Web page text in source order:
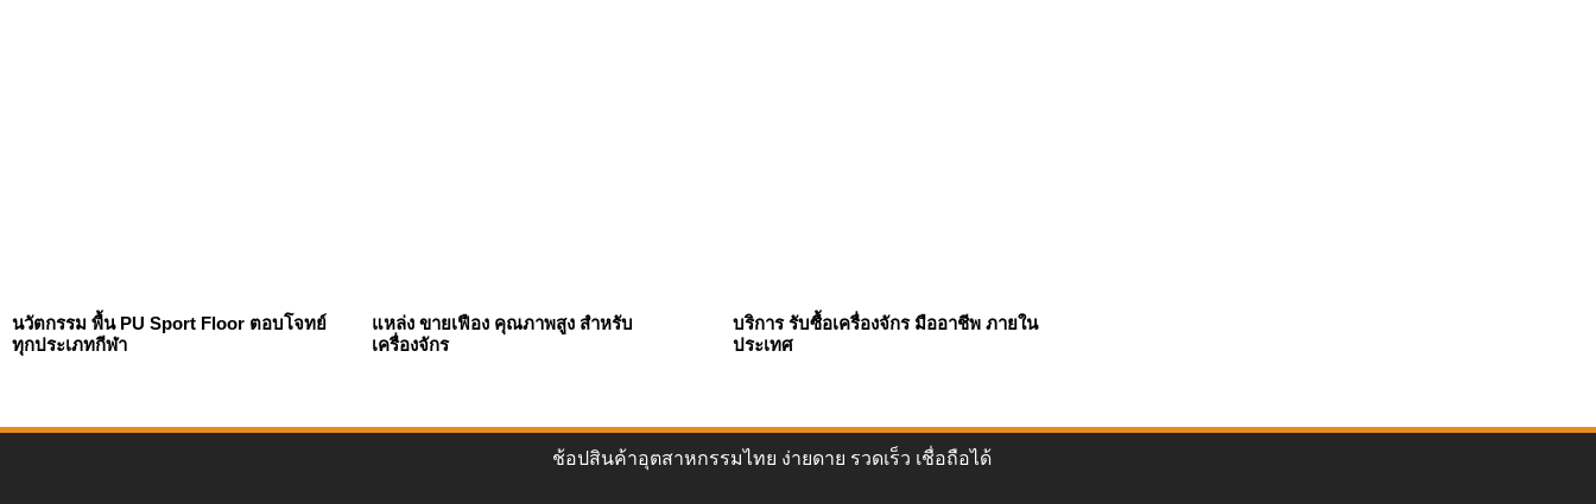
นวัตกรรม พื้น PU Sport Floor ตอบโจทย์
ทุกประเภทกีฬา
แหล่ง ขายเฟือง คุณภาพสูง สำหรับ
เครื่องจักร
บริการ รับซื้อเครื่องจักร มืออาชีพ ภายใน
ประเทศ
ช้อปสินค้าอุตสาหกรรมไทย ง่ายดาย รวดเร็ว เชื่อถือได้